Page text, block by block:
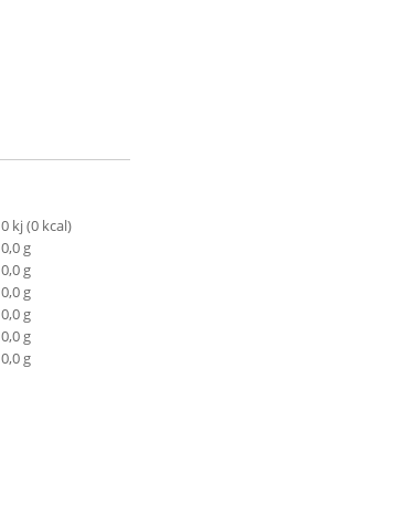
0 kj (0 kcal)
0,0 g
0,0 g
0,0 g
0,0 g
0,0 g
0,0 g